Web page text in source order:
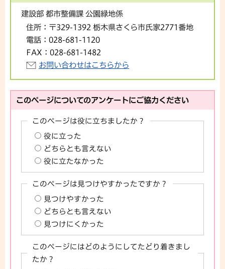
建設部 都市整備課 公園緑地係
住所： 〒329-1392 栃木県さくら市氏家2771番地
電話： 028-681-1120
FAX： 028-681-1482
お問い合わせはこちらから
このページについてのアンケートにご協力ください
このページは役に立ちましたか？
役に立った
どちらとも言えない
役に立たなかった
このページは見つけやすかったですか？
見つけやすかった
どちらとも言えない
見つけにくかった
このページにはどのようにしてたどり着きまし
たか？